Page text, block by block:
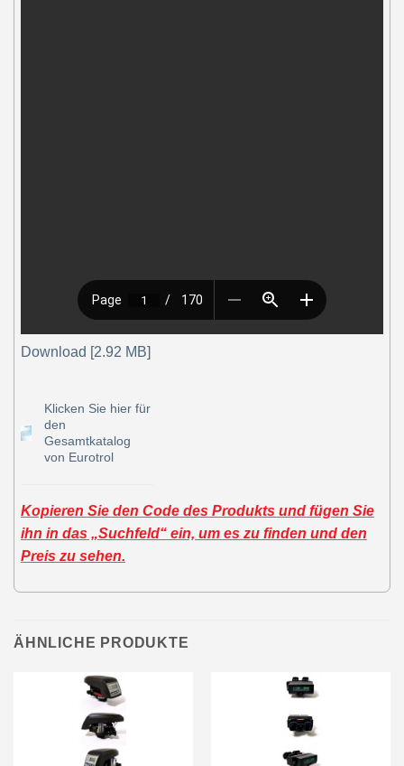
Download [2.92 MB]
Klicken Sie hier für
den
Gesamtkatalog
von Eurotrol
Kopieren Sie den Code des Produkts und fügen Sie
ihn in das „Suchfeld“ ein, um es zu finden und den
Preis zu sehen.
ÄHNLICHE PRODUKTE